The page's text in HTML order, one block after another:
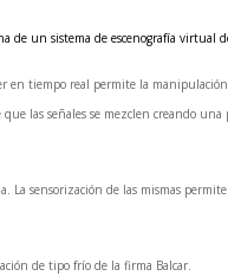
un sistema de escenografía virtual
tiempo real permite la
las señales se mezclen creando
sensorización de las mismas
de tipo frío de la firma Balcar.